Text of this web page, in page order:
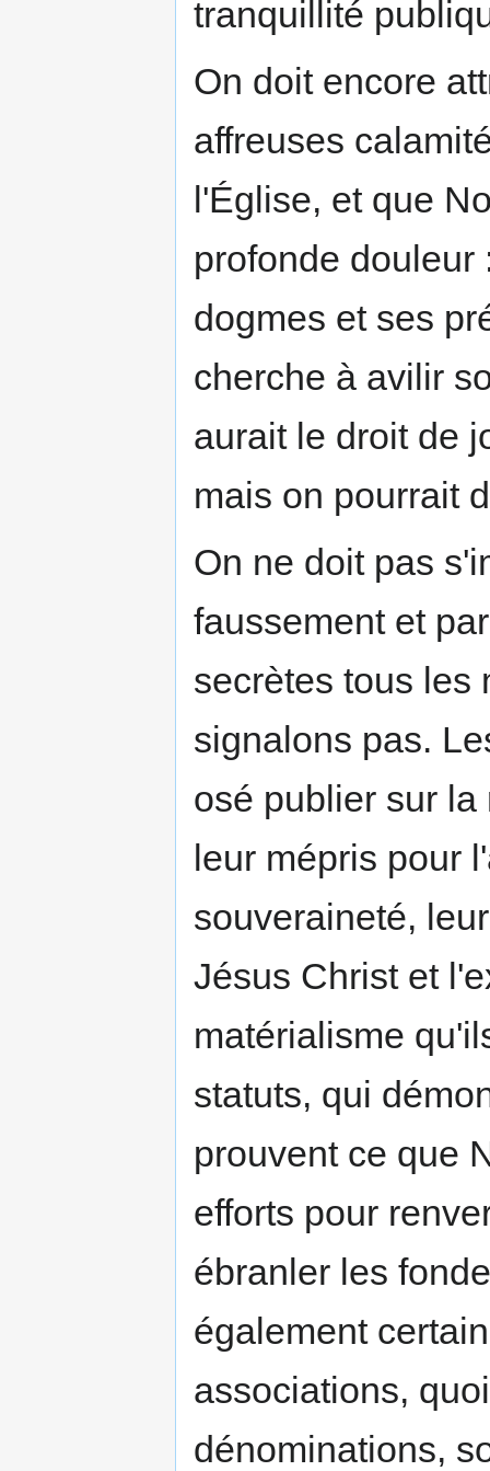
tranquillité
On doit encore
affreuses
l'Église, et que
profonde douleur
dogmes et ses
cherche à avilir
aurait le droit de
mais on pourrait
On ne doit pas
faussement et
secrètes tous les
signalons pas.
osé publier sur
leur mépris pour
souveraineté,
Jésus Christ et
matérialisme
statuts, qui
prouvent ce que
efforts pour
ébranler les
également
associations,
dénominations,